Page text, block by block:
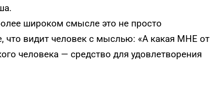
широком смысле это не просто
что видит человек с мыслью: «А какая МНЕ от
человека — средство для удовлетворения